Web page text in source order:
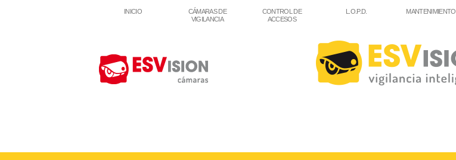
INICIO
CÁMARAS DE
VIGILANCIA
CONTROL DE
ACCESOS
L.O.P.D. MANTENIMIENTO